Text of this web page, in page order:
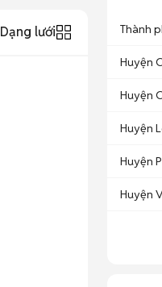
Dạng lưới Thành
Huyện
Huyện
Huyện
Huyện
Huyện